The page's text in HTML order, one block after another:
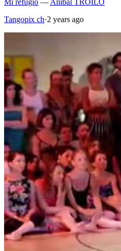
Mi refugio — Anibal TROILO
Tangopix ch·2 years ago